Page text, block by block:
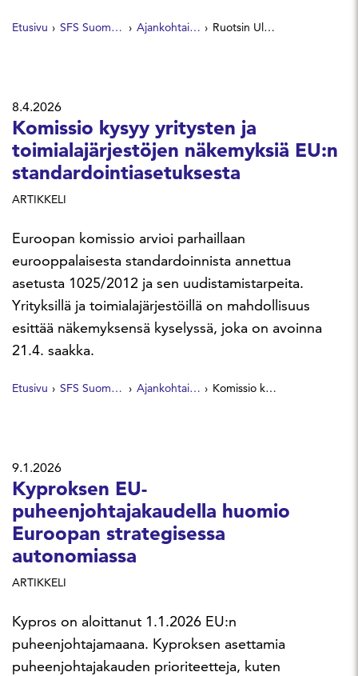
Etusivu SFS Suomen Standardit Ajankohtaista Ruotsin Ulrika Francke on aloittanut CENin puheenjohtajana
8.4.2026
Komissio kysyy yritysten ja
toimialajärjestöjen näkemyksiä EU:n
standardointiasetuksesta
ARTIKKELI
Euroopan komissio arvioi parhaillaan
eurooppalaisesta standardoinnista annettua
asetusta 1025/2012 ja sen uudistamistarpeita.
Yrityksillä ja toimialajärjestöillä on mahdollisuus
esittää näkemyksensä kyselyssä, joka on avoinna
21.4. saakka.
Etusivu SFS Suomen Standardit Ajankohtaista Komissio kysyy yritysten ja toimialajärjestöjen näkemyksiä EU:n standardointiasetuksesta
9.1.2026
Kyproksen EU-
puheenjohtajakaudella huomio
Euroopan strategisessa
autonomiassa
ARTIKKELI
Kypros on aloittanut 1.1.2026 EU:n
puheenjohtajamaana. Kyproksen asettamia
puheenjohtajakauden prioriteetteja, kuten